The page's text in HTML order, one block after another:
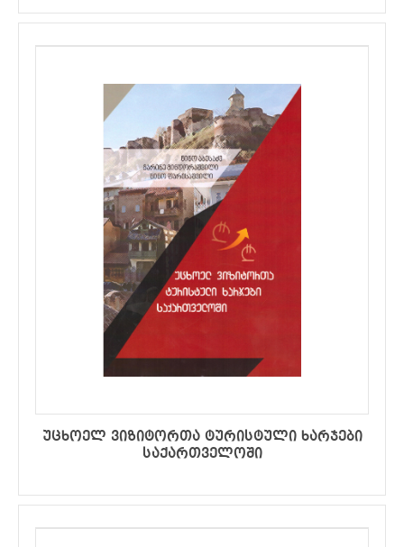
უცხოელ ვიზიტორთა ტურისტული ხარჯები
საქართველოში